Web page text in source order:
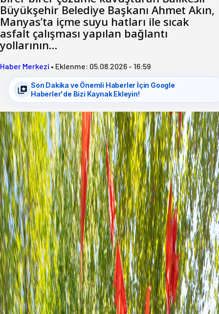
Büyükşehir Belediye Başkanı Ahmet Akın,
Manyas’ta içme suyu hatları ile sıcak
asfalt çalışması yapılan bağlantı
yollarının…
Haber Merkezi • Eklenme: 05.08.2026 - 16:59
Son Dakika ve Önemli Haberler İçin Google
Haberler'de Bizi Kaynak Ekleyin!